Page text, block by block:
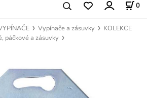
0
Vypínače a zásuvky
KOLEKCE
páčkové a zásuvky